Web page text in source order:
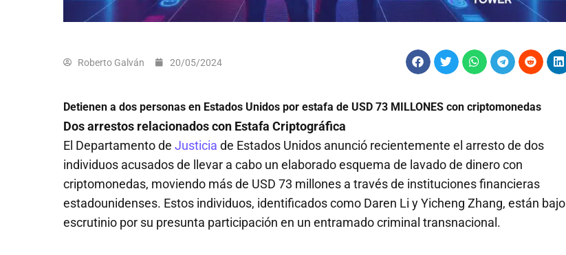
Roberto Galván 20/05/2024
Detienen a dos personas en Estados Unidos por estafa de USD 73 MILLONES con criptomonedas
Dos arrestos relacionados con Estafa Criptográfica
El Departamento de Justicia de Estados Unidos anunció recientemente el arresto de dos
individuos acusados de llevar a cabo un elaborado esquema de lavado de dinero con
criptomonedas, moviendo más de USD 73 millones a través de instituciones financieras
estadounidenses. Estos individuos, identificados como Daren Li y Yicheng Zhang, están bajo
escrutinio por su presunta participación en un entramado criminal transnacional.